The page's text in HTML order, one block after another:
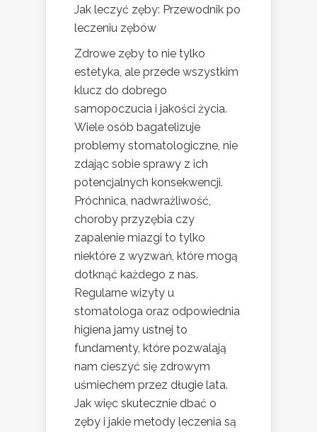
Jak leczyć zęby: Przewodnik po
leczeniu zębów
Zdrowe zęby to nie tylko
estetyka, ale przede wszystkim
klucz do dobrego
samopoczucia i jakości życia.
Wiele osób bagatelizuje
problemy stomatologiczne, nie
zdając sobie sprawy z ich
potencjalnych konsekwencji.
Próchnica, nadwrażliwość,
choroby przyzębia czy
zapalenie miazgi to tylko
niektóre z wyzwań, które mogą
dotknąć każdego z nas.
Regularne wizyty u
stomatologa oraz odpowiednia
higiena jamy ustnej to
fundamenty, które pozwalają
nam cieszyć się zdrowym
uśmiechem przez długie lata.
Jak więc skutecznie dbać o
zęby i jakie metody leczenia są